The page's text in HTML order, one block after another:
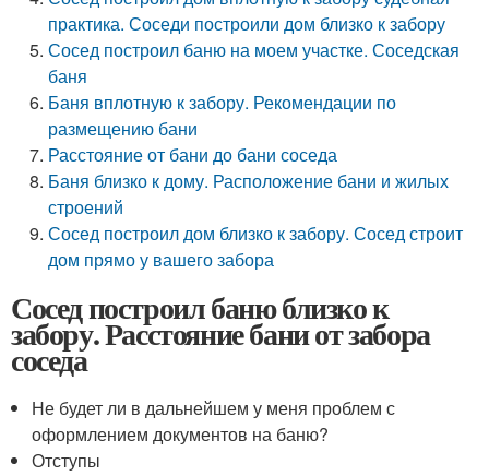
практика. Соседи построили дом близко к забору
Сосед построил баню на моем участке. Соседская
баня
Баня вплотную к забору. Рекомендации по
размещению бани
Расстояние от бани до бани соседа
Баня близко к дому. Расположение бани и жилых
строений
Сосед построил дом близко к забору. Сосед строит
дом прямо у вашего забора
Сосед построил баню близко к
забору. Расстояние бани от забора
соседа
Не будет ли в дальнейшем у меня проблем с
оформлением документов на баню?
Отступы